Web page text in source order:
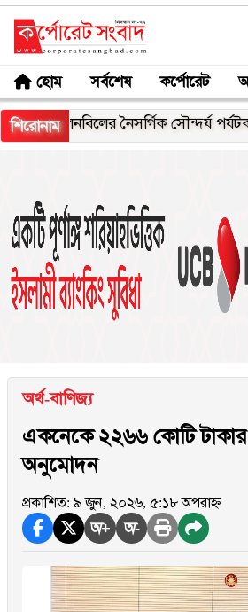
হোম সর্বশেষ কর্পোরেট
শিরোনামনৈসর্গিক সৌন্দর্য পর্যটকদের
অর্থ-বাণিজ্য
একনেকে ২২৬৬ কোটি
অনুমোদন
প্রকাশিত: ৯ জুন, ২০২৬, ৫:১৮ অপরাহ্ন
অ+ অ-